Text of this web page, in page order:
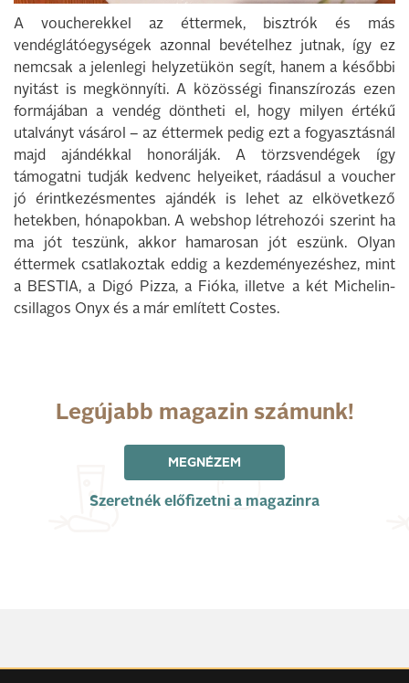
A voucherekkel az éttermek, bisztrók és más
vendéglátóegységek azonnal bevételhez jutnak, így ez
nemcsak a jelenlegi helyzetükön segít, hanem a későbbi
nyitást is megkönnyíti. A közösségi finanszírozás ezen
formájában a vendég döntheti el, hogy milyen értékű
utalványt vásárol – az éttermek pedig ezt a fogyasztásnál
majd ajándékkal honorálják. A törzsvendégek így
támogatni tudják kedvenc helyeiket, ráadásul a voucher
jó érintkezésmentes ajándék is lehet az elkövetkező
hetekben, hónapokban. A webshop létrehozói szerint ha
ma jót teszünk, akkor hamarosan jót eszünk. Olyan
éttermek csatlakoztak eddig a kezdeményezéshez, mint
a BESTIA, a Digó Pizza, a Fióka, illetve a két Michelin-
csillagos Onyx és a már említett Costes.
Legújabb magazin számunk!
MEGNÉZEM
Szeretnék előfizetni a magazinra